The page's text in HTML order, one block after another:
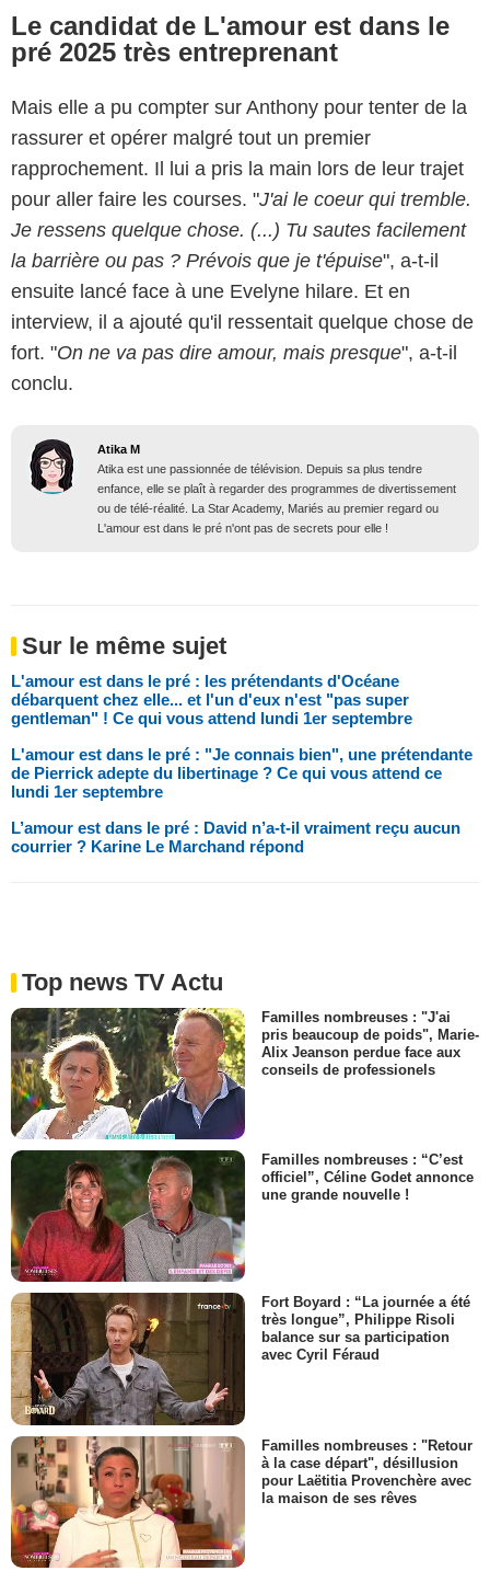
Le candidat de L'amour est dans le
pré 2025 très entreprenant
Mais elle a pu compter sur Anthony pour tenter de la
rassurer et opérer malgré tout un premier
rapprochement. Il lui a pris la main lors de leur trajet
pour aller faire les courses. "J'ai le coeur qui tremble.
Je ressens quelque chose. (...) Tu sautes facilement
la barrière ou pas ? Prévois que je t'épuise", a-t-il
ensuite lancé face à une Evelyne hilare. Et en
interview, il a ajouté qu'il ressentait quelque chose de
fort. "On ne va pas dire amour, mais presque", a-t-il
conclu.
Atika M
Atika est une passionnée de télévision. Depuis sa plus tendre
enfance, elle se plaît à regarder des programmes de divertissement
ou de télé-réalité. La Star Academy, Mariés au premier regard ou
L'amour est dans le pré n'ont pas de secrets pour elle !
Sur le même sujet
L'amour est dans le pré : les prétendants d'Océane
débarquent chez elle... et l'un d'eux n'est "pas super
gentleman" ! Ce qui vous attend lundi 1er septembre
L'amour est dans le pré : "Je connais bien", une prétendante
de Pierrick adepte du libertinage ? Ce qui vous attend ce
lundi 1er septembre
L’amour est dans le pré : David n’a-t-il vraiment reçu aucun
courrier ? Karine Le Marchand répond
Top news TV Actu
Familles nombreuses : "J'ai
pris beaucoup de poids", Marie-
Alix Jeanson perdue face aux
conseils de professionels
Familles nombreuses : “C’est
officiel”, Céline Godet annonce
une grande nouvelle !
Fort Boyard : “La journée a été
très longue”, Philippe Risoli
balance sur sa participation
avec Cyril Féraud
Familles nombreuses : "Retour
à la case départ", désillusion
pour Laëtitia Provenchère avec
la maison de ses rêves